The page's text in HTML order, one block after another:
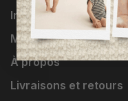
Influenceuses
Marques
À propos
Livraisons et retours